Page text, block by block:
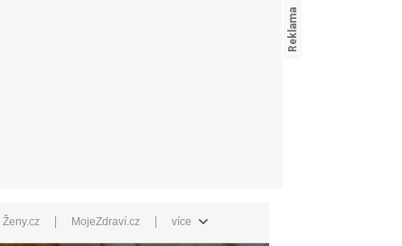
Ženy.cz | MojeZdraví.cz | více